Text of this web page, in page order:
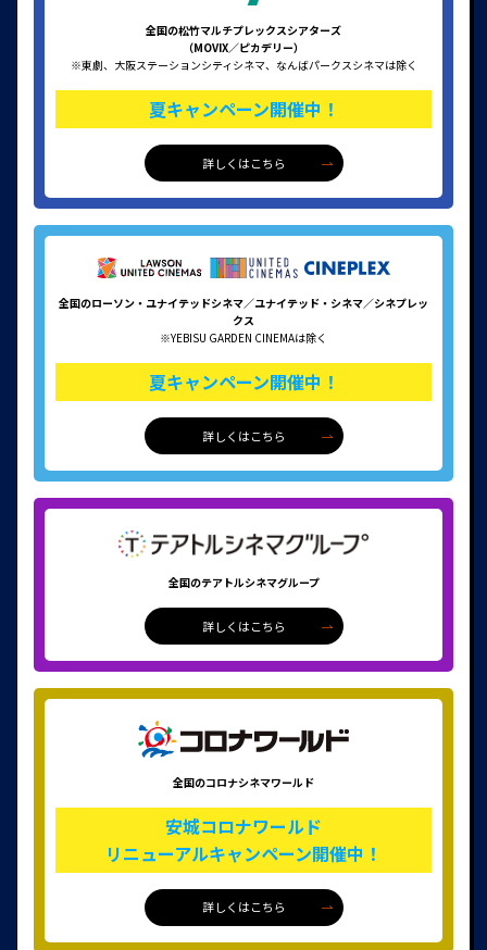
全国の松竹マルチプレックスシアターズ
（MOVIX／ピカデリー）
※東劇、大阪ステーションシティシネマ、なんばパークスシネマは除く
夏キャンペーン開催中！
詳しくはこちら
全国のローソン・ユナイテッドシネマ／ユナイテッド・シネマ／シネプレッ
クス
※YEBISU GARDEN CINEMAは除く
夏キャンペーン開催中！
詳しくはこちら
全国のテアトルシネマグループ
詳しくはこちら
全国のコロナシネマワールド
安城コロナワールド
リニューアルキャンペーン開催中！
詳しくはこちら